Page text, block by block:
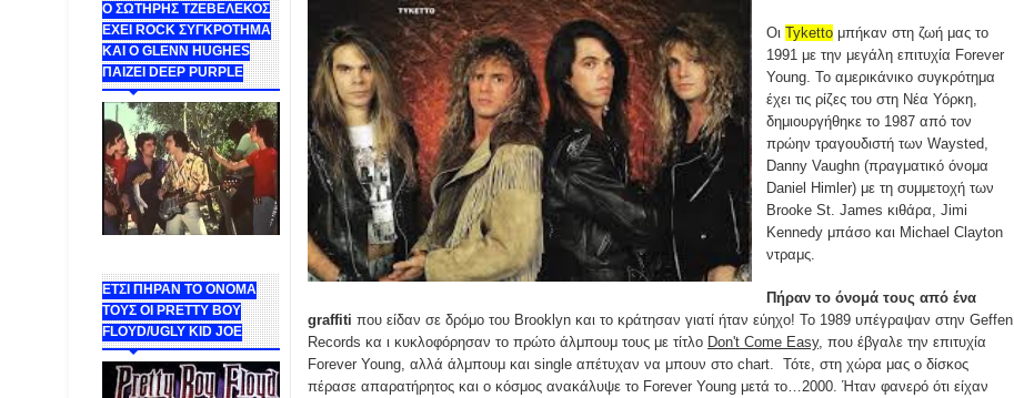
Ο ΣΩΤΗΡΗΣ ΤΖΕΒΕΛΕΚΟΣ
ΕΧΕΙ ROCK ΣΥΓΚΡΟΤΗΜΑ
ΚΑΙ Ο GLENN HUGHES
ΠΑΙΖΕΙ DEEP PURPLE
ΕΤΣΙ ΠΗΡΑΝ ΤΟ ΟΝΟΜΑ
ΤΟΥΣ ΟΙ PRETTY BOY
FLOYD/UGLY KID JOE
Οι Tyketto μπήκαν στη ζωή μας το
1991 με την μεγάλη επιτυχία Forever
Young. To αμερικάνικο συγκρότημα
έχει τις ρίζες του στη Νέα Υόρκη,
δημιουργήθηκε το 1987 από τον
πρώην τραγουδιστή των Waysted,
Danny Vaughn (πραγματικό όνομα
Daniel Himler) με τη συμμετοχή των
Brooke St. James κιθάρα, Jimi
Kennedy μπάσο και Michael Clayton
ντραμς.
Πήραν το όνομά τους από ένα
graffiti που είδαν σε δρόμο του Brooklyn και το κράτησαν γιατί ήταν εύηχο! Το 1989 υπέγραψαν στην Geffen
Records κα ι κυκλοφόρησαν το πρώτο άλμπουμ τους με τίτλο Don't Come Easy, που έβγαλε την επιτυχία
Forever Young, αλλά άλμπουμ και single απέτυχαν να μπουν στο chart. Τότε, στη χώρα μας ο δίσκος
πέρασε απαρατήρητος και ο κόσμος ανακάλυψε το Forever Young μετά το…2000. Ήταν φανερό ότι είχαν